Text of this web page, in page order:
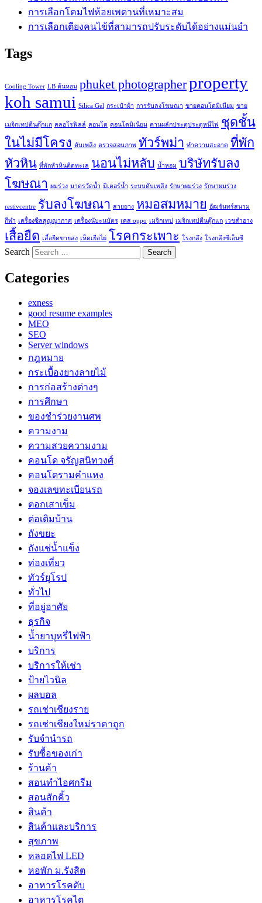
การเลือกโคมไฟห้อยเพดานที่เหมาะสม
การเลือกเตียงคนไข้ที่สามารถปรับระดับได้อย่างแม่นยำ
Tags
Cooling Tower LB ต้นหอม phuket photographerproperty
koh samui Silica Gel กระเป๋าผ้า การรับลงโฆษณา ขายคอนโดมิเนียม ขาย
เมจิกเทปตีนตุ๊กแก คลอโรฟิลล์ คอนโด คอนโดมิเนียม คานผลักประตูประตูหนีไฟ
ชุดชั้น
ในไม่มีโครง ดับเพลิง ตรวจสอบภาพ ทัวร์พม่า ทำความสะอาด ที่พัก
หัวหิน ที่พักหัวหินติดทะเล นอนไม่หลับ น้ำหอม บริษัทรับลง
โฆษณา ผมร่วง มาตรวัดน้ำ มิเตอร์น้ำ ระบบดับเพลิง รักษาผมร่วง รักษาผมร่วง
restivcentre รับลงโฆษณา สายยาง หมอสมหมาย อัฒจันทร์สนาม
กีฬา เครื่องซีลสูญญากาศ เครื่องนับะนบัตร เคส oppo เมจิกเทป เมจิกเทปตีนตุ๊กแก เวชสำอาง
เสื้อยืด เสื้อยืดขายส่ง เห็ดเยื่อไผ่ โรคกระเพาะ โรงกลึง โรงกลึงซีเอ็นซี
Search
Categories
exness
good resume examples
MEO
SEO
Server windows
กฎหมาย
กระเบื้องยางลายไม้
การก่อสร้างต่างๆ
การศึกษา
ของชำร่วยงานศพ
ความงาม
ความสวยความงาม
คอนโด จรัญสนิทวงศ์
คอนโดรามคำแหง
จองเลขทะเบียนรถ
ตอกเสาเข็ม
ต่อเติมบ้าน
ถังขยะ
ถังแช่น้ำแข็ง
ท่องเที่ยว
ทัวร์ยุโรป
ทั่วไป
ที่อยู่อาศัย
ธุรกิจ
น้ำยาบุหรี่ไฟฟ้า
บริการ
บริการให้เช่า
ป้ายไวนิล
ผลบอล
รถเช่าเชียงราย
รถเช่าเชียงใหม่ราคาถูก
รับจำนำรถ
รับซื้อของเก่า
ร้านค้า
สอนทำไอศกรีม
สอนสักคิ้ว
สินค้า
สินค้าและบริการ
สุขภาพ
หลอดไฟ LED
หอพัก ม.รังสิต
อาหารโรคตับ
อาหารโรคไต